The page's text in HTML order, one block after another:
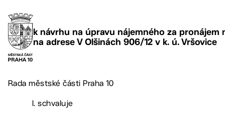
k návrhu na úpravu nájemného za pronájem
na adrese V Olšinách 906/12 v k. ú. Vršovice
Rada městské části Praha 10
I. schvaluje